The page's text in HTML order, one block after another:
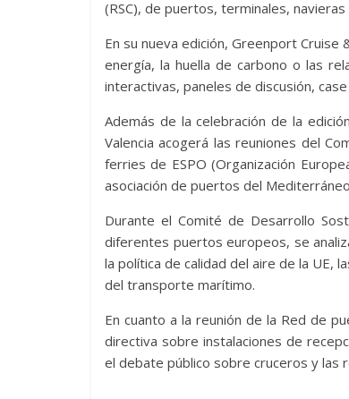
(RSC), de puertos, terminales,
En su nueva edición, Greenport
energía, la huella de carbono o las
interactivas, paneles de discusión,
Además de la celebración de la
Valencia acogerá las reuniones del
ferries de ESPO (Organización
asociación de puertos del
Durante el Comité de Desarrollo
diferentes puertos europeos, se
la política de calidad del aire de la UE,
del transporte marítimo.
En cuanto a la reunión de la Red de
directiva sobre instalaciones de
el debate público sobre cruceros y las